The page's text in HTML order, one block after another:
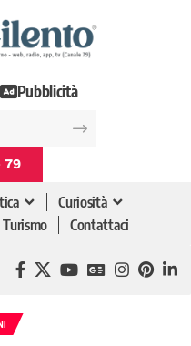
Pubblicità
79
Curiosità
Turismo Contattaci